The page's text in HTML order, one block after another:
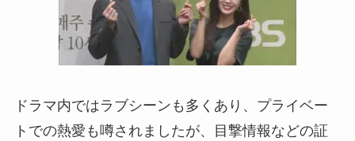
ドラマ内ではラブシーンも多くあり、プライベー
トでの熱愛も噂されましたが、目撃情報などの証